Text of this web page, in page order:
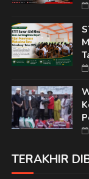
TERAKHIR